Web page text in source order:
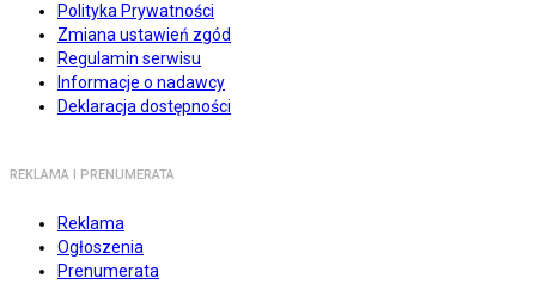
Polityka Prywatności
Zmiana ustawień zgód
Regulamin serwisu
Informacje o nadawcy
Deklaracja dostępności
REKLAMA I PRENUMERATA
Reklama
Ogłoszenia
Prenumerata